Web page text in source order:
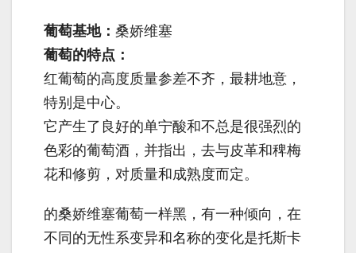
葡萄基地： 桑娇维塞
葡萄的特点：
红葡萄的高度质量参差不齐，最耕地意，
特别是中心。
它产生了良好的单宁酸和不总是很强烈的
色彩的葡萄酒，并指出，去与皮革和稗梅
花和修剪，对质量和成熟度而定。
的桑娇维塞葡萄一样黑，有一种倾向，在
不同的无性系变异和名称的变化是托斯卡